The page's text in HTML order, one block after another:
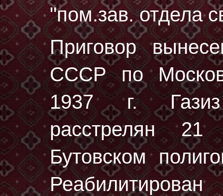
"пом.зав. отдела
Приговор
СССР по
1937 г.
расстрелян 21
Бутовском